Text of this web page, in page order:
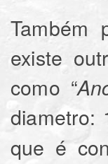
Também
existe
como “
diametro:
que é